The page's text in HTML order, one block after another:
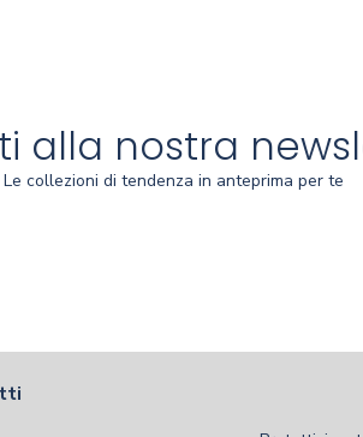
alla nostra
Le collezioni di tendenza in anteprima per te